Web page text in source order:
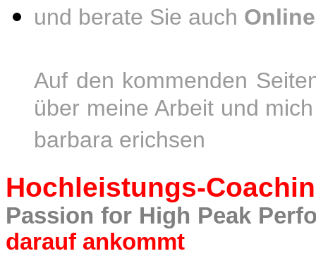
und berate Sie auch Online
Auf den kommenden
über meine Arbeit und
barbara erichsen
Hochleistungs-
Passion for High Peak
darauf ankommt